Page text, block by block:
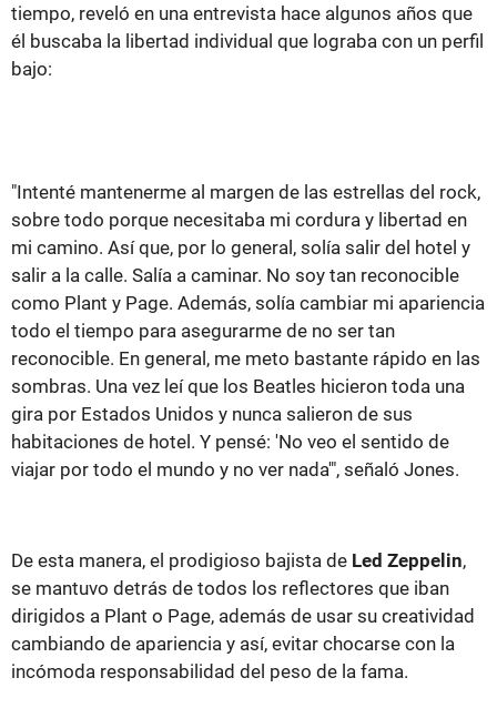
tiempo, reveló en una entrevista hace algunos años que
él buscaba la libertad individual que lograba con un perfil
bajo:
"Intenté mantenerme al margen de las estrellas del rock,
sobre todo porque necesitaba mi cordura y libertad en
mi camino. Así que, por lo general, solía salir del hotel y
salir a la calle. Salía a caminar. No soy tan reconocible
como Plant y Page. Además, solía cambiar mi apariencia
todo el tiempo para asegurarme de no ser tan
reconocible. En general, me meto bastante rápido en las
sombras. Una vez leí que los Beatles hicieron toda una
gira por Estados Unidos y nunca salieron de sus
habitaciones de hotel. Y pensé: 'No veo el sentido de
viajar por todo el mundo y no ver nada'", señaló Jones.
De esta manera, el prodigioso bajista de Led Zeppelin,
se mantuvo detrás de todos los reflectores que iban
dirigidos a Plant o Page, además de usar su creatividad
cambiando de apariencia y así, evitar chocarse con la
incómoda responsabilidad del peso de la fama.